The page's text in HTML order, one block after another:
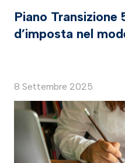
Piano Transizione
d’imposta nel
8 Settembre 2025